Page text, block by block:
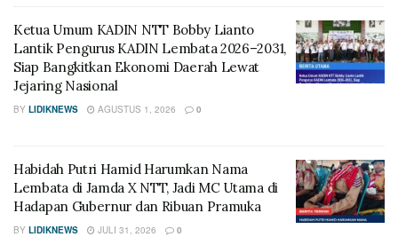
Ketua Umum KADIN NTT Bobby Lianto
Lantik Pengurus KADIN Lembata 2026–2031,
Siap Bangkitkan Ekonomi Daerah Lewat
Jejaring Nasional
BY LIDIKNEWS AGUSTUS 1, 2026 0
Habidah Putri Hamid Harumkan Nama
Lembata di Jamda X NTT, Jadi MC Utama di
Hadapan Gubernur dan Ribuan Pramuka
BY LIDIKNEWS JULI 31, 2026 0